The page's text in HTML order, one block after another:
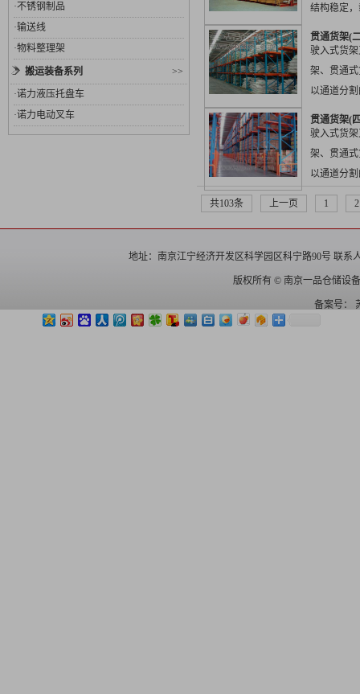
·不锈钢制品
·输送线
·物料整理架
>>
搬运装备系列
·诺力液压托盘车
·诺力电动叉车
结构稳定
理方便、
重不...
贯通货架(
驶入式货
架、贯通
以通道分
栋货架，
梁）上...
贯通货架(
驶入式货
架、贯通
以通道分
栋货架，
梁）上...
共103条 上一页 1 2
地址：南京江宁经济开发区科学园区科宁路90号 联系
版权所有 © 南京一品仓储设
备案号：